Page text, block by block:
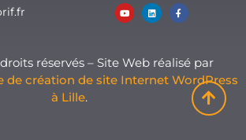
réservés – Site Web réalisé par
de création de site Internet WordPress
à Lille.